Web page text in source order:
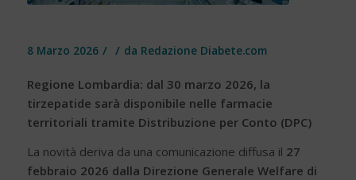
8 Marzo 2026 / / da Redazione Diabete.com
Regione Lombardia: dal 30 marzo 2026, la
tirzepatide sarà disponibile nelle farmacie
territoriali tramite Distribuzione per Conto (DPC)
La novità deriva da una comunicazione diffusa il 27
febbraio 2026 dalla Direzione Generale Welfare di